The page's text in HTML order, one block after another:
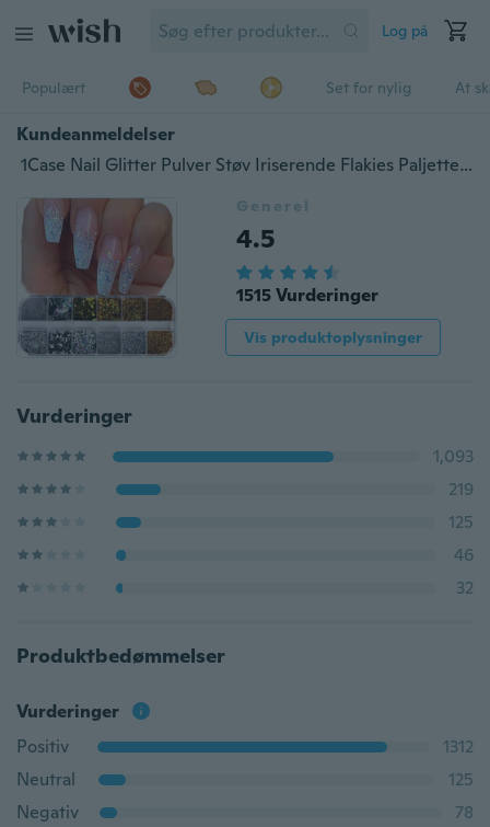
Log på
Populært Set for nylig At
Kundeanmeldelser
1Case Nail Glitter Pulver Støv Iriserende Flakies Paljetter Guld Sølv Super Shining Paillette Nail Art Manikyr Dekoration
Generel
4.5
1515 Vurderinger
Vis produktoplysninger
Vurderinger
1,093
219
125
46
32
Produktbedømmelser
Vurderinger
Positiv
1312
Neutral
125
Negativ
78